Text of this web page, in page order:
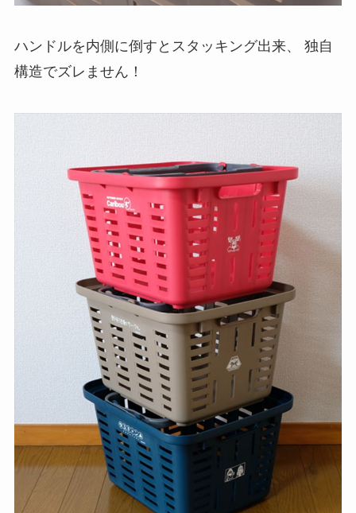
ハンドルを内側に倒すとスタッキング出来、 独自
構造でズレません！